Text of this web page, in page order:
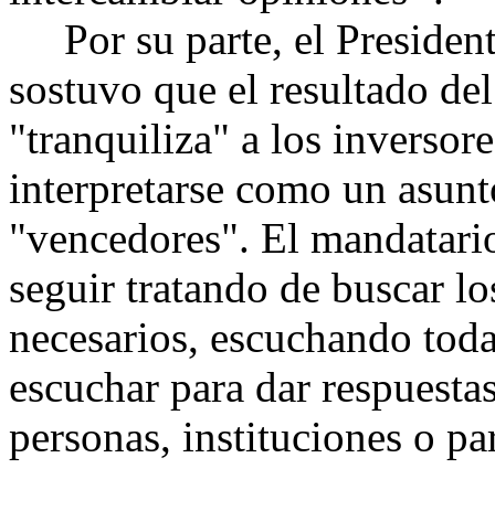
Por su parte, el
sostuvo que el resultado
"tranquiliza" a los
interpretarse como un
"vencedores". El
seguir tratando de buscar
necesarios, escuchando
escuchar para dar
personas, instituciones o